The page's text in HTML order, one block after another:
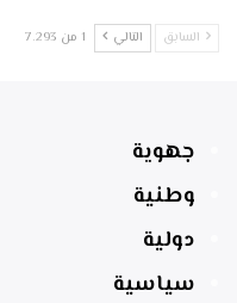
السابق التالي 1 من 7٬293
جهوية
وطنية
دولية
سياسية